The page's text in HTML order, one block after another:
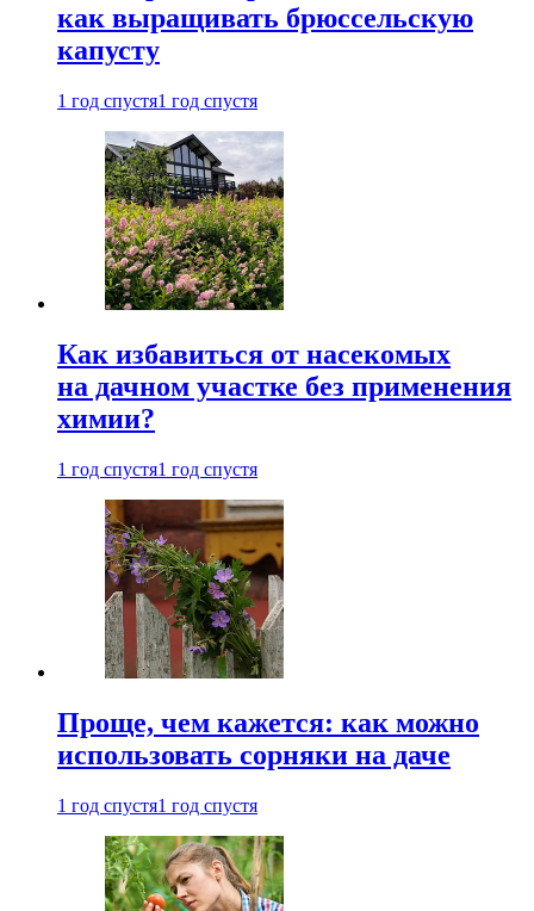
как выращивать брюссельскую
капусту
1 год спустя1 год спустя
Как избавиться от насекомых
на дачном участке без применения
химии?
1 год спустя1 год спустя
Проще, чем кажется: как можно
использовать сорняки на даче
1 год спустя1 год спустя